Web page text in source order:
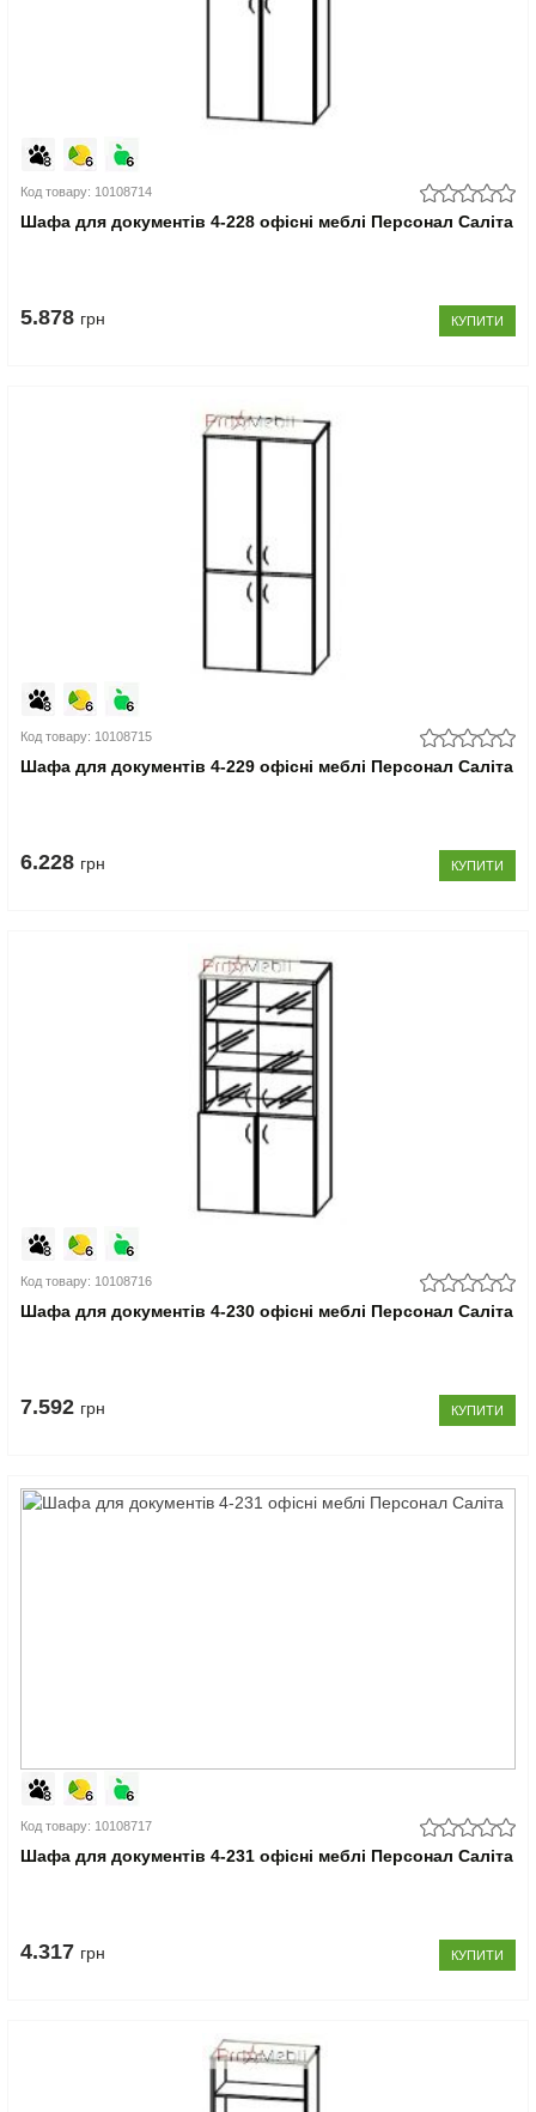
Код товару: 10108714
Шафа для документів 4-228 офісні меблі Персонал Саліта
5.878 грн КУПИТИ
Код товару: 10108715
Шафа для документів 4-229 офісні меблі Персонал Саліта
6.228 грн КУПИТИ
Код товару: 10108716
Шафа для документів 4-230 офісні меблі Персонал Саліта
7.592 грн КУПИТИ
Код товару: 10108717
Шафа для документів 4-231 офісні меблі Персонал Саліта
4.317 грн КУПИТИ